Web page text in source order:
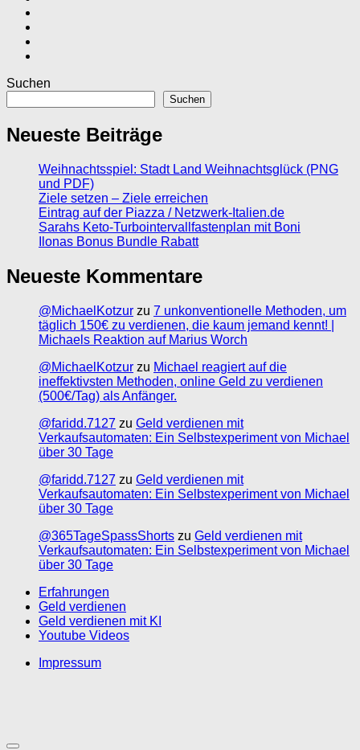
Suchen
Suchen
Neueste Beiträge
Weihnachtsspiel: Stadt Land Weihnachtsglück (PNG
und PDF)
Ziele setzen – Ziele erreichen
Eintrag auf der Piazza / Netzwerk-Italien.de
Sarahs Keto-Turbointervallfastenplan mit Boni
Ilonas Bonus Bundle Rabatt
Neueste Kommentare
@MichaelKotzur zu 7 unkonventionelle Methoden, um
täglich 150€ zu verdienen, die kaum jemand kennt! |
Michaels Reaktion auf Marius Worch
@MichaelKotzur zu Michael reagiert auf die
ineffektivsten Methoden, online Geld zu verdienen
(500€/Tag) als Anfänger.
@faridd.7127 zu Geld verdienen mit
Verkaufsautomaten: Ein Selbstexperiment von Michael
über 30 Tage
@faridd.7127 zu Geld verdienen mit
Verkaufsautomaten: Ein Selbstexperiment von Michael
über 30 Tage
@365TageSpassShorts zu Geld verdienen mit
Verkaufsautomaten: Ein Selbstexperiment von Michael
über 30 Tage
Erfahrungen
Geld verdienen
Geld verdienen mit KI
Youtube Videos
Impressum